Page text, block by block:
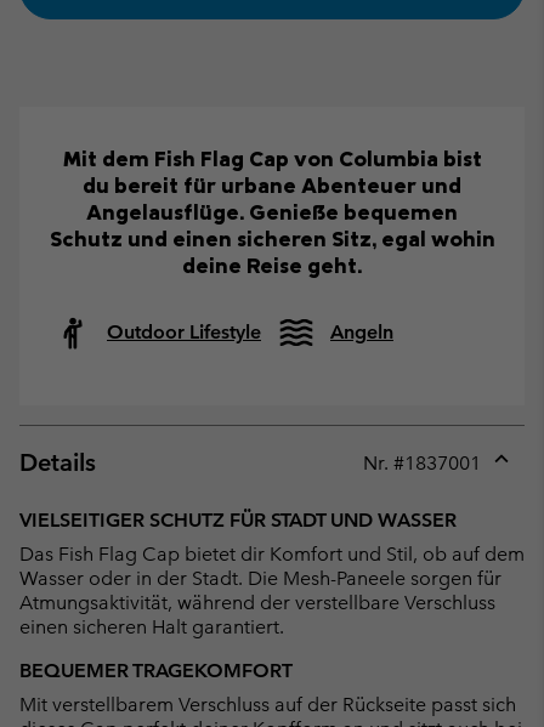
Mit dem Fish Flag Cap von Columbia bist
du bereit für urbane Abenteuer und
Angelausflüge. Genieße bequemen
Schutz und einen sicheren Sitz, egal wohin
deine Reise geht.
Outdoor Lifestyle Angeln
Details Nr. #1837001
VIELSEITIGER SCHUTZ FÜR STADT UND WASSER
Das Fish Flag Cap bietet dir Komfort und Stil, ob auf dem
Wasser oder in der Stadt. Die Mesh-Paneele sorgen für
Atmungsaktivität, während der verstellbare Verschluss
einen sicheren Halt garantiert.
BEQUEMER TRAGEKOMFORT
Mit verstellbarem Verschluss auf der Rückseite passt sich